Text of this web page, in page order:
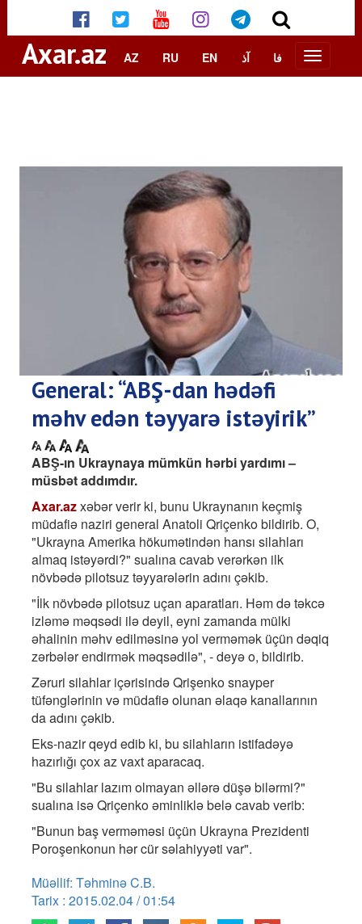
Axar.az AZ RU EN آذ فا
General: “ABŞ-dan hədəfi
məhv edən təyyarə istəyirik”
ABŞ-ın Ukraynaya mümkün hərbi yardımı –
müsbət addımdır.
Axar.azxəbər verir ki, bunu Ukraynanın keçmiş
müdafiə naziri general Anatoli Qriçenko bildirib. O,
"Ukrayna Amerika hökumətindən hansı silahları
almaq istəyərdi?" sualına cavab verərkən ilk
növbədə pilotsuz təyyarələrin adını çəkib.
"İlk növbədə pilotsuz uçan aparatları. Həm də təkcə
izləmə məqsədi ilə deyil, eyni zamanda mülki
əhalinin məhv edilməsinə yol verməmək üçün dəqiq
zərbələr endirmək məqsədilə", - deyə o, bildirib.
Zəruri silahlar içərisində Qrişenko snayper
tüfənglərinin və müdafiə olunan əlaqə kanallarının
da adını çəkib.
Eks-nazir qeyd edib ki, bu silahların istifadəyə
hazırlığı çox az vaxt aparacaq.
"Bu silahlar lazım olmayan əllərə düşə bilərmi?"
sualına isə Qriçenko əminliklə belə cavab verib:
"Bunun baş verməməsi üçün Ukrayna Prezidenti
Poroşenkonun hər cür səlahiyyəti var".
Müəllif: Təhminə C.B.
Tarix : 2015.02.04 / 01:54